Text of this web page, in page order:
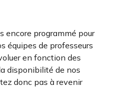
encore programmé pour
équipes de professeurs
en fonction des
disponibilité de nos
donc pas à revenir